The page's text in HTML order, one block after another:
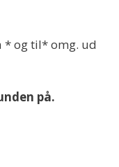
* og til* omg. ud
på.